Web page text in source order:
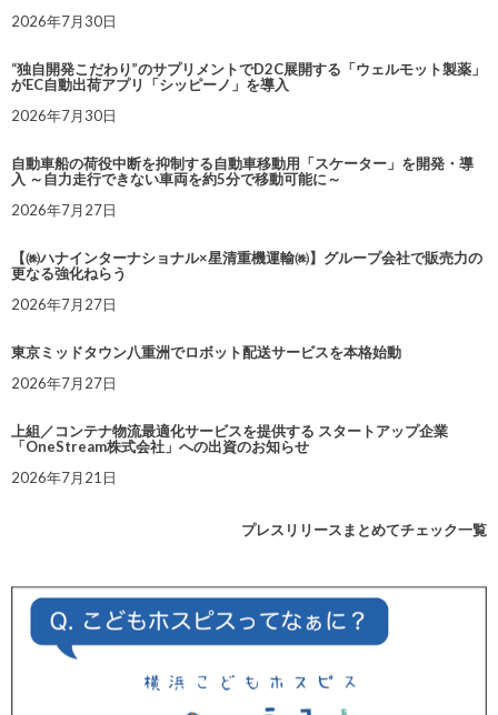
2026年7月30日
“独自開発こだわり”のサプリメントでD2C展開する「ウェルモット製薬」
がEC自動出荷アプリ「シッピーノ」を導入
2026年7月30日
自動車船の荷役中断を抑制する自動車移動用「スケーター」を開発・導
入 ～自力走行できない車両を約5分で移動可能に～
2026年7月27日
【㈱ハナインターナショナル×星清重機運輸㈱】グループ会社で販売力の
更なる強化ねらう
2026年7月27日
東京ミッドタウン八重洲でロボット配送サービスを本格始動
2026年7月27日
上組／コンテナ物流最適化サービスを提供する スタートアップ企業
「OneStream株式会社」への出資のお知らせ
2026年7月21日
プレスリリースまとめてチェック一覧